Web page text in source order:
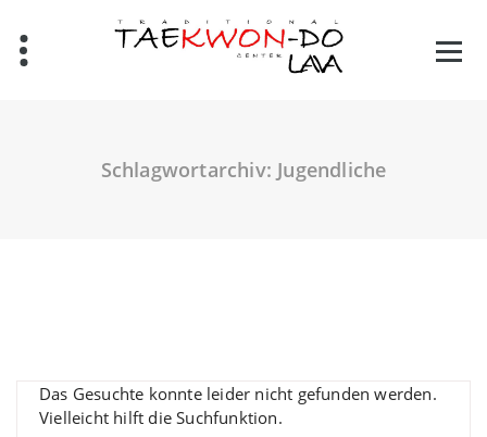
Inhalt
springen
Schlagwortarchiv: Jugendliche
Das Gesuchte konnte leider nicht gefunden werden.
Vielleicht hilft die Suchfunktion.